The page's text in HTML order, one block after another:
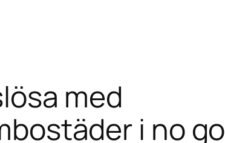
med
i no go